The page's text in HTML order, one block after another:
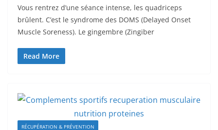
Vous rentrez d’une séance intense, les quadriceps
brûlent. C’est le syndrome des DOMS (Delayed Onset
Muscle Soreness). Le gingembre (Zingiber
Read More
RÉCUPÉRATION & PRÉVENTION